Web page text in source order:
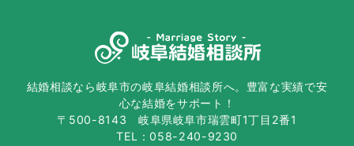
結婚相談なら岐阜市の岐阜結婚相談所へ。豊富な実績で安
心な結婚をサポート！
〒500-8143 岐阜県岐阜市瑞雲町1丁目2番1
TEL：058-240-9230